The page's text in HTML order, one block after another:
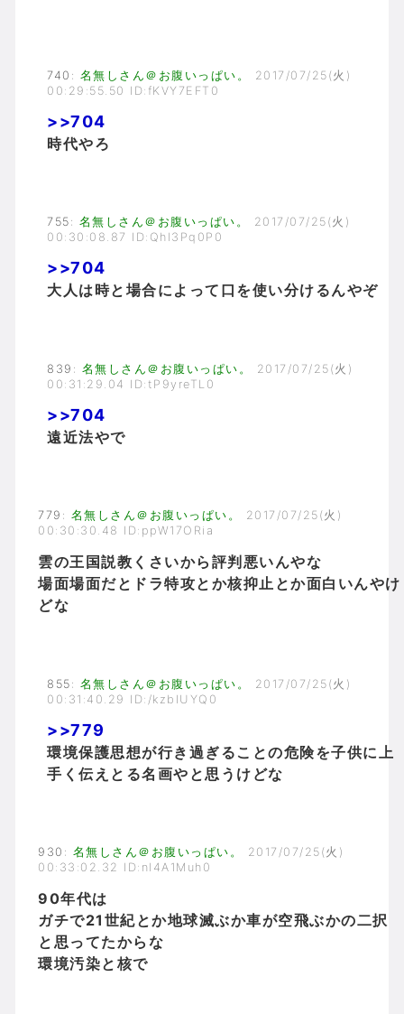
740 : 名無しさん＠お腹いっぱい。
2017/07/25(火)
00:29:55.50 ID:fKVY7EFT0
>>704
時代やろ
755 : 名無しさん＠お腹いっぱい。
2017/07/25(火)
00:30:08.87 ID:Qhl3Pq0P0
>>704
大人は時と場合によって口を使い分けるんやぞ
839 : 名無しさん＠お腹いっぱい。
2017/07/25(火)
00:31:29.04 ID:tP9yreTL0
>>704
遠近法やで
779 : 名無しさん＠お腹いっぱい。
2017/07/25(火)
00:30:30.48 ID:ppW17ORia
雲の王国説教くさいから評判悪いんやな
場面場面だとドラ特攻とか核抑止とか面白いんやけ
どな
855 : 名無しさん＠お腹いっぱい。
2017/07/25(火)
00:31:40.29 ID:/kzbIUYQ0
>>779
環境保護思想が行き過ぎることの危険を子供に上
手く伝えとる名画やと思うけどな
930 : 名無しさん＠お腹いっぱい。
2017/07/25(火)
00:33:02.32 ID:nl4A1Muh0
90年代は
ガチで21世紀とか地球滅ぶか車が空飛ぶかの二択
と思ってたからな
環境汚染と核で